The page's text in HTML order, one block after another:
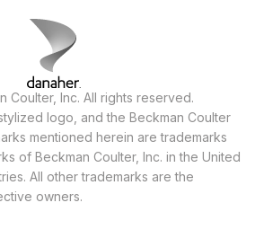
Coulter, Inc. All rights reserved.
logo, and the Beckman Coulter
mentioned herein are trademarks
of Beckman Coulter, Inc. in the United
All other trademarks are the
owners.